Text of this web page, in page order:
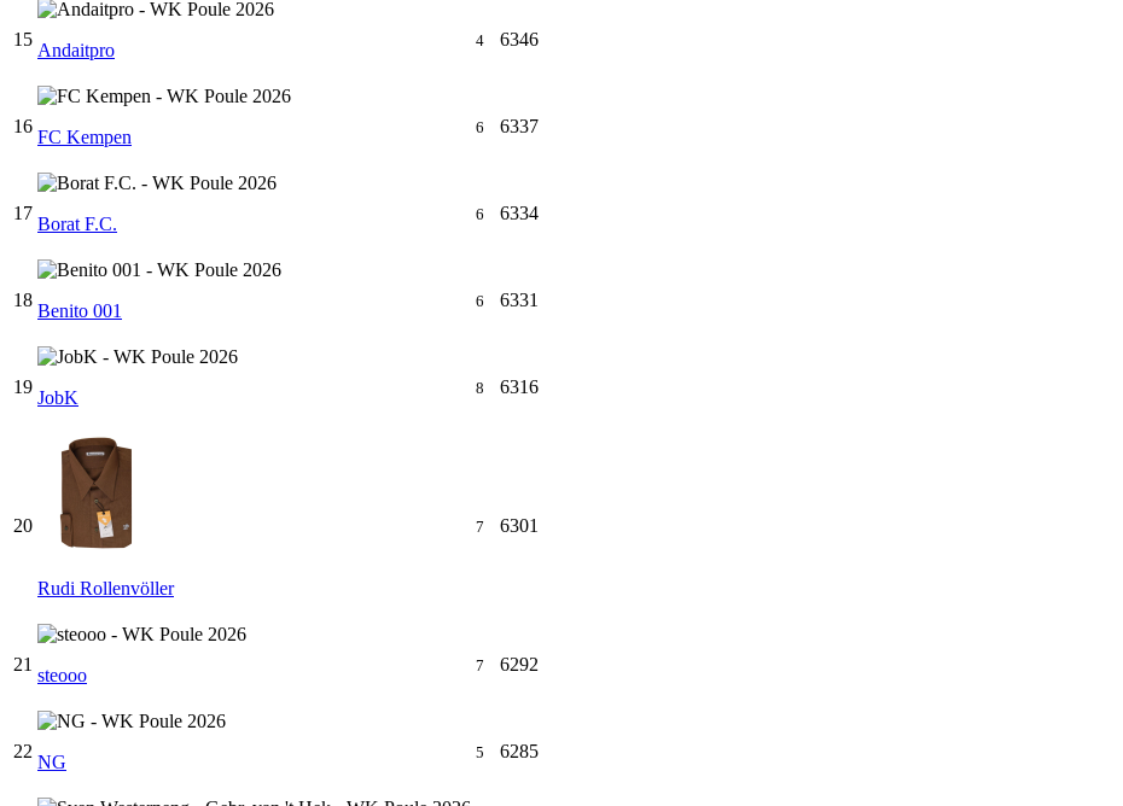
15
Andaitpro 4 6346
16
FC Kempen 6 6337
17
Borat F.C. 6 6334
18
Benito 001 6 6331
19
JobK 8 6316
20
Rudi Rollenvöller
7 6301
21
steooo 7 6292
22
NG 5 6285